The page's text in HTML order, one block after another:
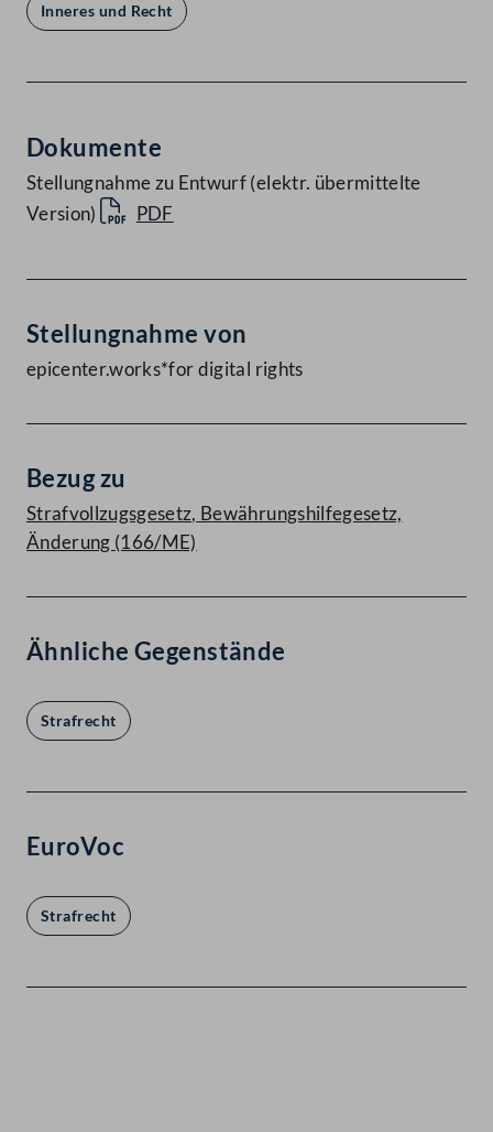
Inneres und Recht
Dokumente
Stellungnahme zu Entwurf (elektr. übermittelte
Version)
PDF
Stellungnahme von
epicenter.works*for digital rights
Bezug zu
Strafvollzugsgesetz, Bewährungshilfegesetz,
Änderung (166/ME)
Ähnliche Gegenstände
Strafrecht
EuroVoc
Strafrecht